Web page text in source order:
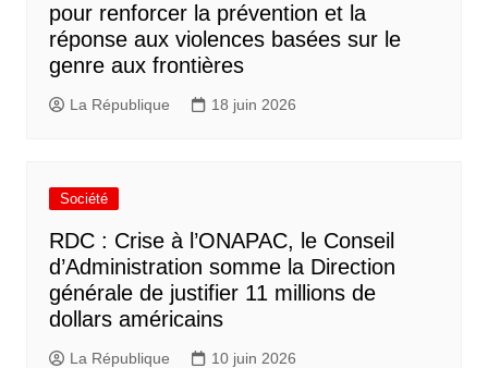
pour renforcer la prévention et la
réponse aux violences basées sur le
genre aux frontières
La République 18 juin 2026
Société
RDC : Crise à l’ONAPAC, le Conseil
d’Administration somme la Direction
générale de justifier 11 millions de
dollars américains
La République 10 juin 2026